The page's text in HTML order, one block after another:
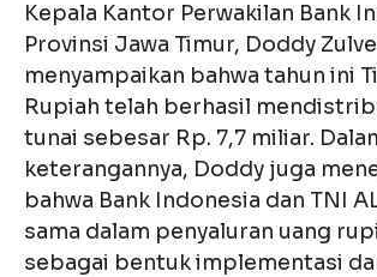
Kepala Kantor Perwakilan Bank
Provinsi Jawa Timur, Doddy
menyampaikan bahwa tahun ini
Rupiah telah berhasil
tunai sebesar Rp. 7,7 miliar.
keterangannya, Doddy juga
bahwa Bank Indonesia dan TNI
sama dalam penyaluran uang
sebagai bentuk implementasi